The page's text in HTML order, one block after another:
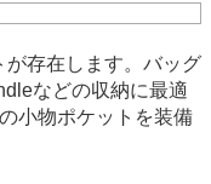
が存在します。バッグ
などの収納に最適
小物ポケットを装備